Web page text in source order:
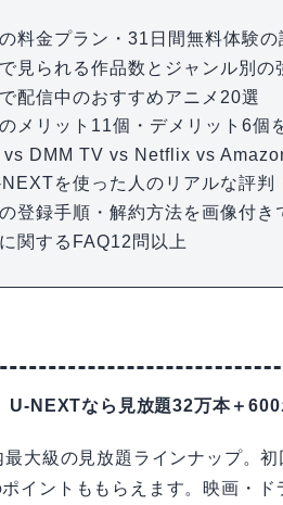
料金プラン・31日間無料体験の
見られる作品数とジャンル別の
配信中のおすすめアニメ20選
メリット11個・デメリット6個
DMM TV vs Netflix vs
を使った人のリアルな評判
登録手順・解約方法を画像付き
関するFAQ12問以上
U-NEXTなら見放題32万本＋600
大級の見放題ラインナップ。
イントももらえます。映画・ド